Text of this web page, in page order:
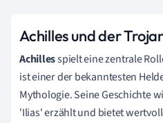
Achilles und der
Achillesspielt eine zentrale
ist einer der bekanntesten
Mythologie. Seine Geschichte
'Ilias' erzählt und bietet